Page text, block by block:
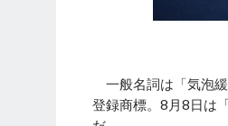
一般名詞は「気泡
登録商標。8月8日は